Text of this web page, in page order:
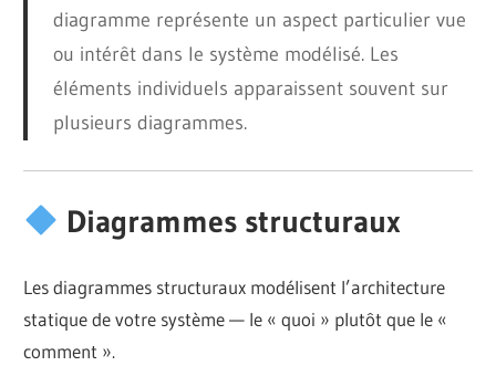
diagramme représente un aspect particulier vue
ou intérêtdans le système modélisé. Les
éléments individuels apparaissent souvent sur
plusieurs diagrammes.
Diagrammes structuraux
Les diagrammes structuraux modélisent l’architecture
statique de votre système — le « quoi » plutôt que le «
comment ».